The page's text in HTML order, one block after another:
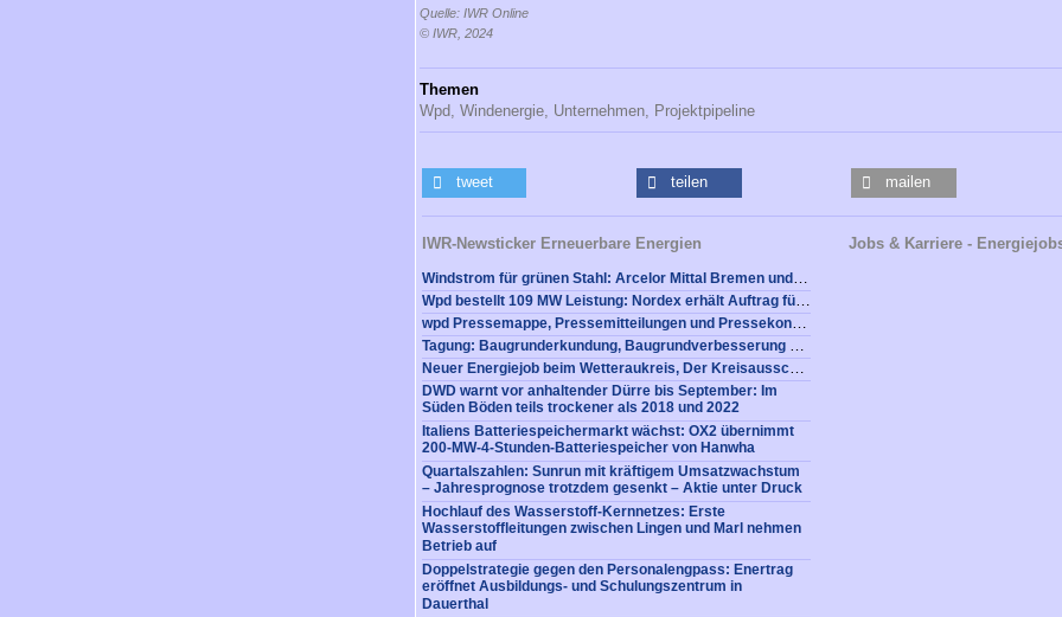
Quelle: IWR Online
© IWR, 2024
Themen
Wpd, Windenergie, Unternehmen, Projektpipeline
tweet teilen mailen
IWR-Newsticker Erneuerbare Energien
DWD warnt vor anhaltender Dürre bis September: Im
Süden Böden teils trockener als 2018 und 2022
Italiens Batteriespeichermarkt wächst: OX2 übernimmt
200-MW-4-Stunden-Batteriespeicher von Hanwha
Quartalszahlen: Sunrun mit kräftigem Umsatzwachstum
– Jahresprognose trotzdem gesenkt – Aktie unter Druck
Hochlauf des Wasserstoff-Kernnetzes: Erste
Wasserstoffleitungen zwischen Lingen und Marl nehmen
Betrieb auf
Doppelstrategie gegen den Personalengpass: Enertrag
eröffnet Ausbildungs- und Schulungszentrum in
Dauerthal
Jobs & Karriere -